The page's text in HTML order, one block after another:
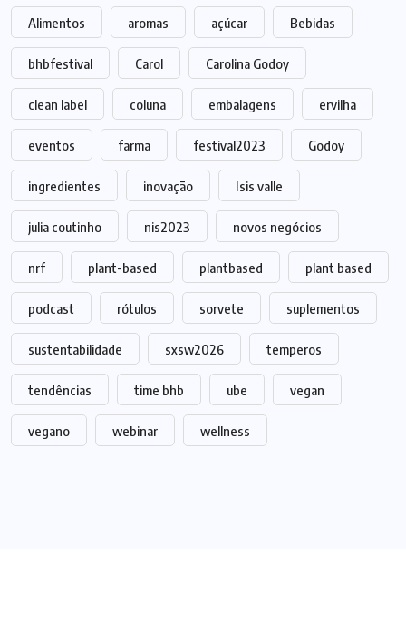
Alimentos aromas açúcar Bebidas
bhbfestival Carol Carolina Godoy
clean label coluna embalagens ervilha
eventos farma festival2023 Godoy
ingredientes inovação Isis valle
julia coutinho nis2023 novos negócios
nrf plant-based plantbased plant based
podcast rótulos sorvete suplementos
sustentabilidade sxsw2026 temperos
tendências time bhb ube vegan
vegano webinar wellness